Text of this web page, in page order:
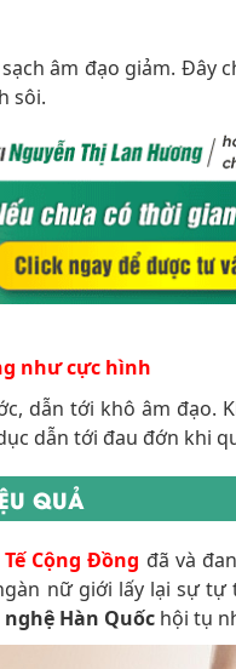
âm đạo giảm. Đây
sôi.
như cực hình
dẫn tới khô âm đạo.
dẫn tới đau đớn khi
QUẢ
Cộng Đồng đã và
nữ giới lấy lại sự
Hàn Quốc hội tụ